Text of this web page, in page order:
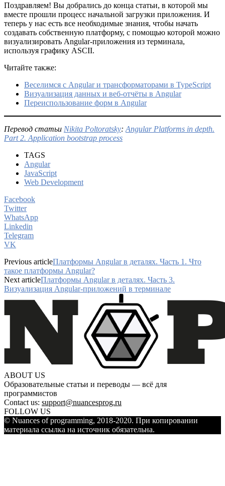
Поздравляем! Вы добрались до конца статьи, в которой мы
вместе прошли процесс начальной загрузки приложения. И
теперь у нас есть все необходимые знания, чтобы начать
создавать собственную платформу, с помощью которой можно
визуализировать Angular-приложения из терминала,
используя графику ASCII.
Читайте также:
Веселимся с Angular и трансформаторами в TypeScript
Визуализация данных и веб-отчёты в Angular
Переиспользование форм в Angular
Перевод статьи Nikita Poltoratsky: Angular Platforms in depth.
Part 2. Application bootstrap process
TAGS
Angular
JavaScript
Web Development
Facebook
Twitter
WhatsApp
Linkedin
Telegram
VK
Previous articleПлатформы Angular в деталях. Часть 1. Что
такое платформы Angular?
Next articleПлатформы Аngular в деталях. Часть 3.
Визуализация Angular-приложений в терминале
ABOUT US
Образовательные статьи и переводы — всё для
программистов
Contact us: support@nuancesprog.ru
FOLLOW US
© Nuances of programming, 2018-2020. При копировании
материала ссылка на источник обязательна.